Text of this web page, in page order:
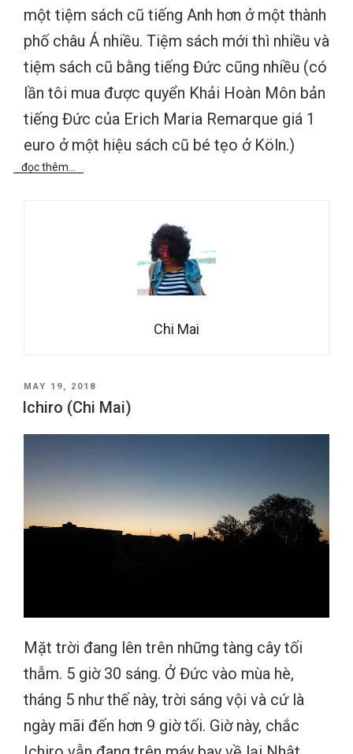
một tiệm sách cũ tiếng Anh hơn ở một thành
phố châu Á nhiều. Tiệm sách mới thì nhiều và
tiệm sách cũ bằng tiếng Đức cũng nhiều (có
lần tôi mua được quyển Khải Hoàn Môn bản
tiếng Đức của Erich Maria Remarque giá 1
euro ở một hiệu sách cũ bé tẹo ở Köln.)
đọc thêm...
Chi Mai
POSTED
ON
MAY 19, 2018
Ichiro (Chi Mai)
Mặt trời đang lên trên những tàng cây tối
thẫm. 5 giờ 30 sáng. Ở Đức vào mùa hè,
tháng 5 như thế này, trời sáng vội và cứ là
ngày mãi đến hơn 9 giờ tối. Giờ này, chắc